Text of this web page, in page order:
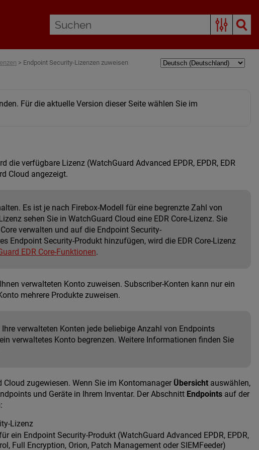
> Endpoint Security-Lizenzen zuweisen
Für die aktuelle Version dieser Seite wählen Sie im
verfügbare Lizenz (WatchGuard Advanced EPDR, EPDR, EDR
Cloud angezeigt.
Es ist je nach Firebox-Modell für eine begrenzte Zahl von
sehen Sie in WatchGuard Cloud eine EDR Core-Lizenz. Sie
verwalten und auf die Endpoint Security-
Endpoint Security-Produkt hinzufügen, wird die EDR Core-Lizenz
EDR Core-Funktionen.
verwalteten Konto zuweisen. Subscriber-Konten kann nur ein
mehrere Produkte zuweisen.
verwalteten Konten jede beliebige Anzahl von Endpoints
verwaltetes Konto begrenzen. Weitere Informationen finden Sie
Cloud zugewiesen. Wenn Sie im Kontomanager Übersicht auswählen,
und Geräte in Ihrem Inventar. Der Abschnitt Endpoints auf der
Lizenz
ein Endpoint Security-Produkt (WatchGuard Advanced EPDR, EPDR,
Full Encryption, Orion, Patch Management oder SIEMFeeder)